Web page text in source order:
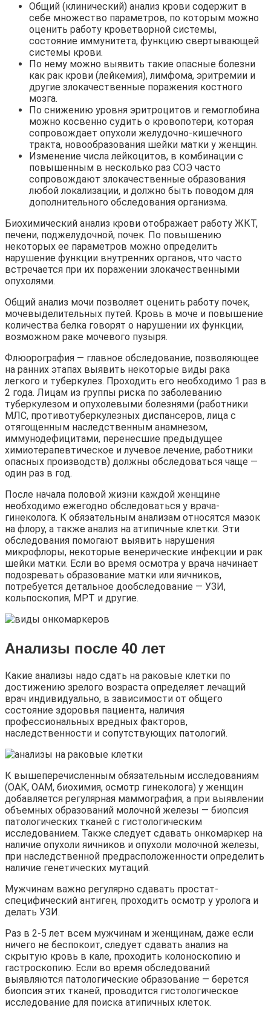
Общий (клинический) анализ крови содержит в
себе множество параметров, по которым можно
оценить работу кроветворной системы,
состояние иммунитета, функцию свертывающей
системы крови.
По нему можно выявить такие опасные болезни
как рак крови (лейкемия), лимфома, эритремии и
другие злокачественные поражения костного
мозга.
По снижению уровня эритроцитов и гемоглобина
можно косвенно судить о кровопотери, которая
сопровождает опухоли желудочно-кишечного
тракта, новообразования шейки матки у женщин.
Изменение числа лейкоцитов, в комбинации с
повышенным в несколько раз СОЭ часто
сопровождают злокачественные образования
любой локализации, и должно быть поводом для
дополнительного обследования организма.
Биохимический анализ крови отображает работу ЖКТ,
печени, поджелудочной, почек. По повышению
некоторых ее параметров можно определить
нарушение функции внутренних органов, что часто
встречается при их поражении злокачественными
опухолями.
Общий анализ мочи позволяет оценить работу почек,
мочевыделительных путей. Кровь в моче и повышение
количества белка говорят о нарушении их функции,
возможном раке мочевого пузыря.
Флюорография — главное обследование, позволяющее
на ранних этапах выявить некоторые виды рака
легкого и туберкулез. Проходить его необходимо 1 раз в
2 года. Лицам из группы риска по заболеванию
туберкулезом и опухолевыми болезнями (работники
МЛС, противотуберкулезных диспансеров, лица с
отягощенным наследственным анамнезом,
иммунодефицитами, перенесшие предыдущее
химиотерапевтическое и лучевое лечение, работники
опасных производств) должны обследоваться чаще —
один раз в год.
После начала половой жизни каждой женщине
необходимо ежегодно обследоваться у врача-
гинеколога. К обязательным анализам относятся мазок
на флору, а также анализ на атипичные клетки. Эти
обследования помогают выявить нарушения
микрофлоры, некоторые венерические инфекции и рак
шейки матки. Если во время осмотра у врача начинает
подозревать образование матки или яичников,
потребуется детальное дообследование — УЗИ,
кольпоскопия, МРТ и другие.
Анализы после 40 лет
Какие анализы надо сдать на раковые клетки по
достижению зрелого возраста определяет лечащий
врач индивидуально, в зависимости от общего
состояние здоровья пациента, наличия
профессиональных вредных факторов,
наследственности и сопутствующих патологий.
К вышеперечисленным обязательным исследованиям
(ОАК, ОАМ, биохимия, осмотр гинеколога) у женщин
добавляется регулярная маммография, а при выявлении
объемных образований молочной железы — биопсия
патологических тканей с гистологическим
исследованием. Также следует сдавать онкомаркер на
наличие опухоли яичников и опухоли молочной железы,
при наследственной предрасположенности определить
наличие генетических мутаций.
Мужчинам важно регулярно сдавать простат-
специфический антиген, проходить осмотр у уролога и
делать УЗИ.
Раз в 2-5 лет всем мужчинам и женщинам, даже если
ничего не беспокоит, следует сдавать анализ на
скрытую кровь в кале, проходить колоноскопию и
гастроскопию. Если во время обследований
выявляются патологические образование — берется
биопсия этих тканей, проводится гистологическое
исследование для поиска атипичных клеток.